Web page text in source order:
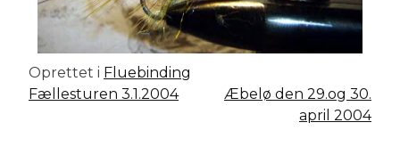
Oprettet i Fluebinding
Fællesturen 3.1.2004
Æbelø den 29.og 30.
april 2004